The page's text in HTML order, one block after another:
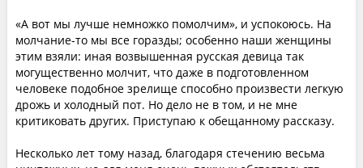
«А вот мы лучше немножко помолчим», и успокоюсь. На
молчание-то мы все горазды; особенно наши женщины
этим взяли: иная возвышенная русская девица так
могущественно молчит, что даже в подготовленном
человеке подобное зрелище способно произвести легкую
дрожь и холодный пот. Но дело не в том, и не мне
критиковать других. Приступаю к обещанному рассказу.
Несколько лет тому назад, благодаря стечению весьма